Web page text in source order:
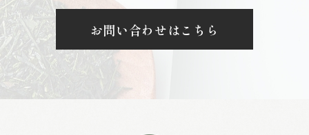
お問い合わせはこちら